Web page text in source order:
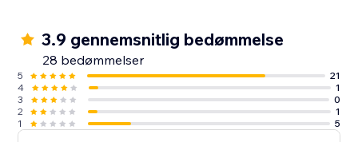
3.9 gennemsnitlig bedømmelse
28 bedømmelser
5
21
4
1
3
0
2
1
1
5